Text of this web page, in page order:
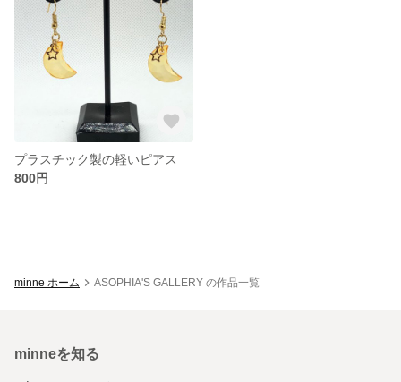
プラスチック製の軽いピアス
800円
minne ホーム ASOPHIA'S GALLERY の作品一覧
minneを知る